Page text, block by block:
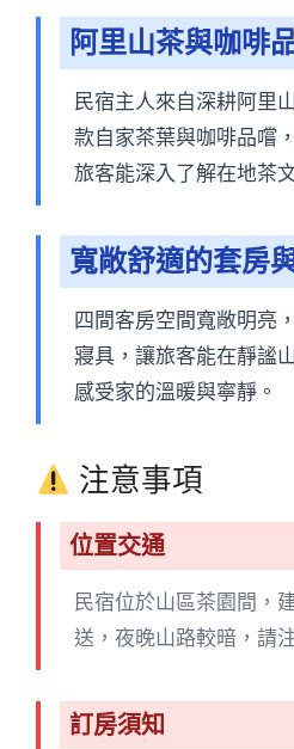
阿里山茶與咖啡
民宿主人來自深耕阿里
款自家茶葉與咖啡品嚐
旅客能深入了解在地茶
寬敞舒適的套房
四間客房空間寬敞明亮
寢具，讓旅客能在靜謐
感受家的溫暖與寧靜。
注意事項
位置交通
民宿位於山區茶園間，
送，夜晚山路較暗，請
訂房須知